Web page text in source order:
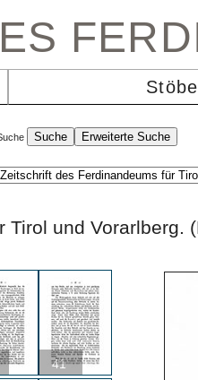
Tirol und
41